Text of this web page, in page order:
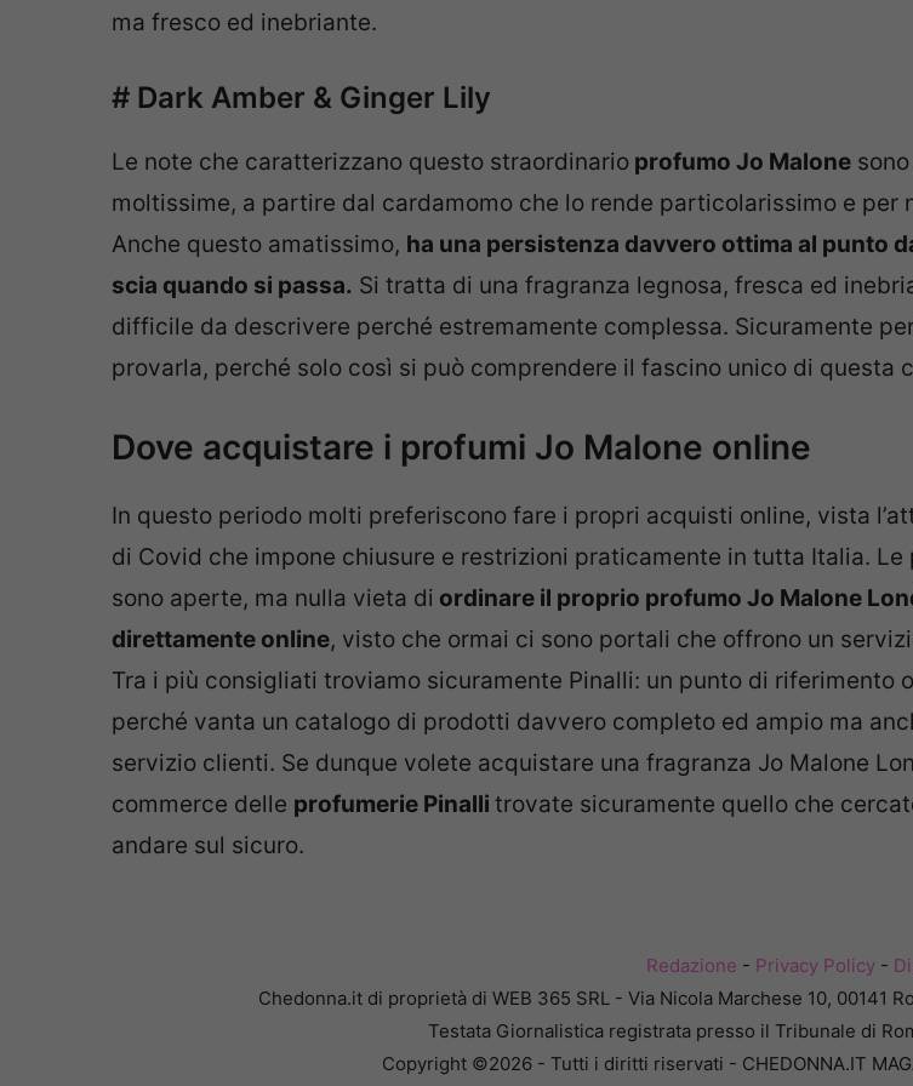
ma fresco ed inebriante.
# Dark Amber & Ginger Lily
Le note che caratterizzano questo straordinario profumo Jo Malone
moltissime, a partire dal cardamomo che lo rende particolarissimo e per
Anche questo amatissimo, ha una persistenza davvero ottima al punto
scia quando si passa. Si tratta di una fragranza legnosa, fresca ed
difficile da descrivere perché estremamente complessa. Sicuramente
provarla, perché solo così si può comprendere il fascino unico di questa
Dove acquistare i profumi Jo Malone online
In questo periodo molti preferiscono fare i propri acquisti online, vista
di Covid che impone chiusure e restrizioni praticamente in tutta Italia. Le
sono aperte, ma nulla vieta di ordinare il proprio profumo Jo Malone
direttamente online, visto che ormai ci sono portali che offrono un
Tra i più consigliati troviamo sicuramente Pinalli: un punto di riferimento
perché vanta un catalogo di prodotti davvero completo ed ampio ma
servizio clienti. Se dunque volete acquistare una fragranza Jo Malone
commerce delle profumerie Pinalli trovate sicuramente quello che
andare sul sicuro.
Redazione - Privacy Policy-
Chedonna.it di proprietà di WEB 365 SRL - Via Nicola Marchese 10, 00141
Testata Giornalistica registrata presso il Tribunale di
Copyright ©2026 - Tutti i diritti riservati - CHEDONNA.IT